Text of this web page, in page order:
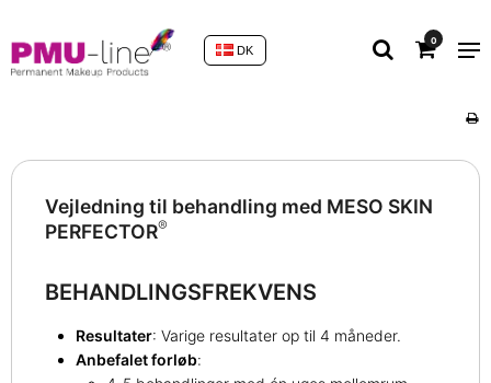
0
DK
Vejledning til behandling med MESO SKIN
PERFECTOR®
BEHANDLINGSFREKVENS
Resultater: Varige resultater op til 4 måneder.
Anbefalet forløb: